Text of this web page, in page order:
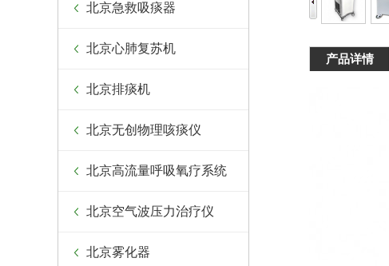
北京急救吸痰器
北京心肺复苏机
北京排痰机
北京无创物理咳痰仪
北京高流量呼吸氧疗系统
北京空气波压力治疗仪
北京雾化器
产品详情